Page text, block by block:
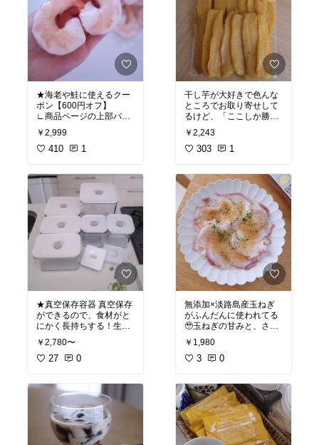
★海老や鮭に使えるクー
ポン【600円オフ】
∟商品ページの上部バナ
ーをスライドすると
「まとめ買いクーポンご
用意しました」と書かれ
ぷりっぷり肉厚🦐ポンと
入れるだけで存在感がす
ごいから、いつもの炒め
物やパスタが一気に馳走
になる！バラ凍結で使い
やすいので、冷凍庫にあ
ると安心感あってオスス
メです◎
#むきエ
￥2,999
410 1
★真空保存容器 真空保存
ができるので、食材がと
にかく長持ちする！生
肉・作り置きなど買い物
が減らせるし、最近はち
ぎりレタスの保管にも◎
#オリジナル写真
￥2,780〜
27 0
干し芋が大好きで色んな
ところでお取り寄せして
るけど、「ここしか勝た
ん！」ってレベルで気に
入り🤤💕むっちりねっと
りしていて腹持ち◎
国産の美味しい干し芋が
たっぷり1キロ入ってい
てお買い得。冷凍したま
ま食べても美味しいし軽
く焼いてバターをのせて
も最高すぎるのでやって
みて🫶🏻
#オリジナル写
￥2,243
303 1
無添加×淡路島産玉ねぎ
がふんだんに使われてる
🥹玉ねぎの甘みと、さっ
ぱりとした酸味が夏にピ
ッタリで、カルパッチョ
や冷製パスタにしても美
#オリジナル写真
￥1,980
3 0